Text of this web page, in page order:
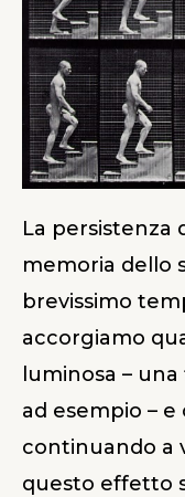
La persistenza
memoria dello
brevissimo
accorgiamo
luminosa –
ad esempio –
continuando a
questo effetto